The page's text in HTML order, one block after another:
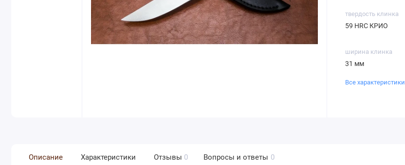
твердость клинка
59 HRC КРИО
ширина клинка
31 мм
Все характеристики
Описание Характеристики Отзывы 0 Вопросы и ответы 0